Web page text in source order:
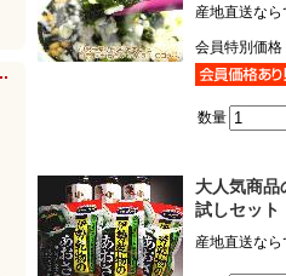
産地直送な
会員特別価格
数量
大人気商品
試しセット
産地直送な